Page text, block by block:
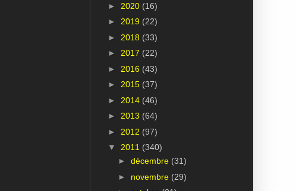
► 2020 (16)
► 2019 (22)
► 2018 (33)
► 2017 (22)
► 2016 (43)
► 2015 (37)
► 2014 (46)
► 2013 (64)
► 2012 (97)
▼ 2011 (340)
► décembre (31)
► novembre (29)